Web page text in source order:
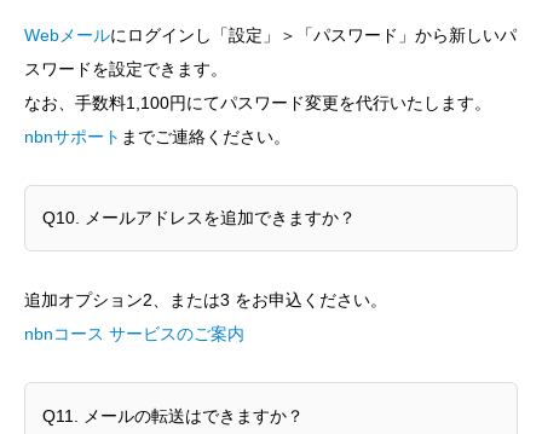
Webメールにログインし「設定」＞「パスワード」から新しいパ
スワードを設定できます。
なお、手数料1,100円にてパスワード変更を代行いたします。
nbnサポート までご連絡ください。
Q10. メールアドレスを追加できますか？
追加オプション2、または3 をお申込ください。
nbnコース サービスのご案内
Q11. メールの転送はできますか？